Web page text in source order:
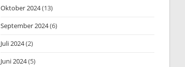
Oktober 2024(13)
September 2024(6)
Juli 2024(2)
Juni 2024(5)